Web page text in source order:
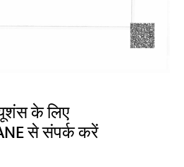
के लिए
से संपर्क करें